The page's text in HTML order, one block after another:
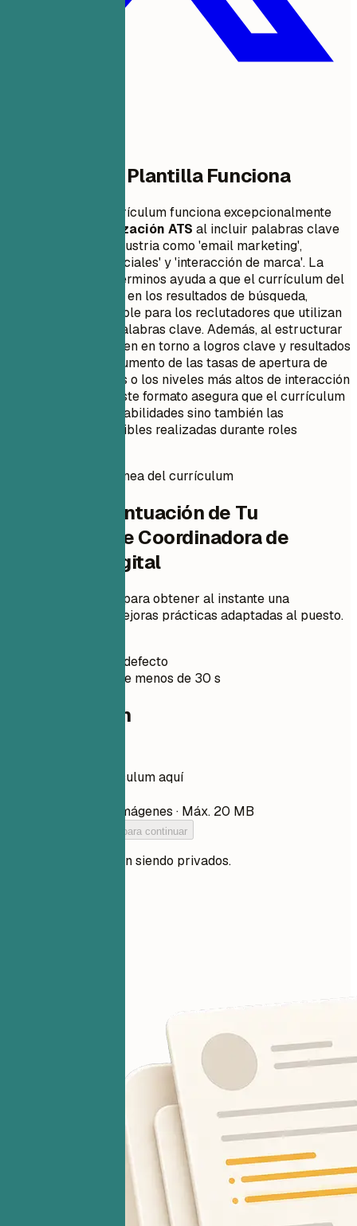
Por Qué Esta Plantilla Funciona
Este formato de currículum funciona excepcionalmente
optimización ATS al incluir palabras clave
específicas de la industria como 'email marketing',
'análisis de redes sociales' y 'interacción de marca'. La
inclusión de estos términos ayuda a que el currículum del
solicitante destaque en los resultados de búsqueda,
haciéndolo más visible para los reclutadores que utilizan
filtros basados en palabras clave. Además, al estructurar
la sección de resumen en torno a logros clave y resultados
medibles como el aumento de las tasas de apertura de
correos electrónicos o los niveles más altos de interacción
en redes sociales, este formato asegura que el currículum
resalte no solo las habilidades sino también las
contribuciones tangibles realizadas durante roles
Puntuación instantánea del currículum
Verifica la Puntuación de Tu
Currículum de Coordinadora de
marketing digital
Sube tu currículum para obtener al instante una
puntuación ATS y mejoras prácticas adaptadas al puesto.
Privado por defecto
Normalmente menos de 30 s
Tu currículum
Arrastra tu currículum aquí
PDF, DOCX, TXT e imágenes · Máx. 20 MB
Añade tu currículum para continuar
Tus archivos siguen siendo privados.